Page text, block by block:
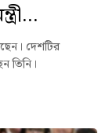
দেশটির
তিনি।